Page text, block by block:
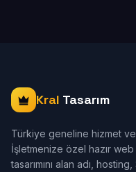
Kral Tasarım
Türkiye geneline hizmet
İşletmenize özel hazır
tasarımını alan adı,